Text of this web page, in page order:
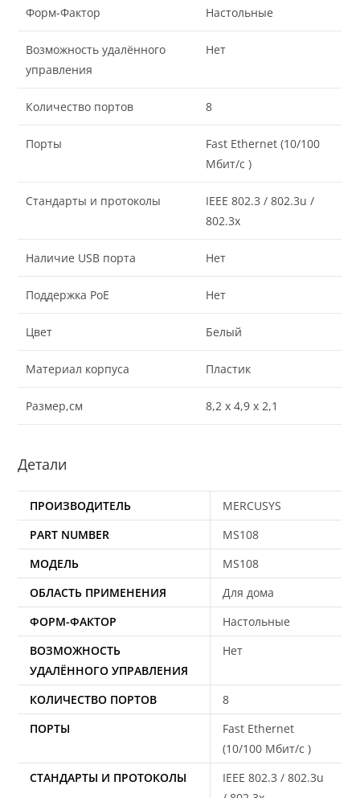
Форм-Фактор Настольные
Возможность удалённого
управления
Нет
Количество портов 8
Порты
Fast Ethernet (10/100
Мбит/с )
Стандарты и протоколы
IEEE 802.3 / 802.3u /
802.3x
Наличие USB порта Нет
Поддержка PoE Нет
Цвет Белый
Материал корпуса Пластик
Размер,см 8,2 x 4,9 x 2,1
Детали
ПРОИЗВОДИТЕЛЬ
MERCUSYS
PART NUMBER
MS108
МОДЕЛЬ
MS108
ОБЛАСТЬ ПРИМЕНЕНИЯ
Для дома
ФОРМ-ФАКТОР
Настольные
ВОЗМОЖНОСТЬ
УДАЛЁННОГО УПРАВЛЕНИЯ
Нет
КОЛИЧЕСТВО ПОРТОВ
8
ПОРТЫ
Fast Ethernet
(10/100 Мбит/с )
СТАНДАРТЫ И ПРОТОКОЛЫ
IEEE 802.3 / 802.3u